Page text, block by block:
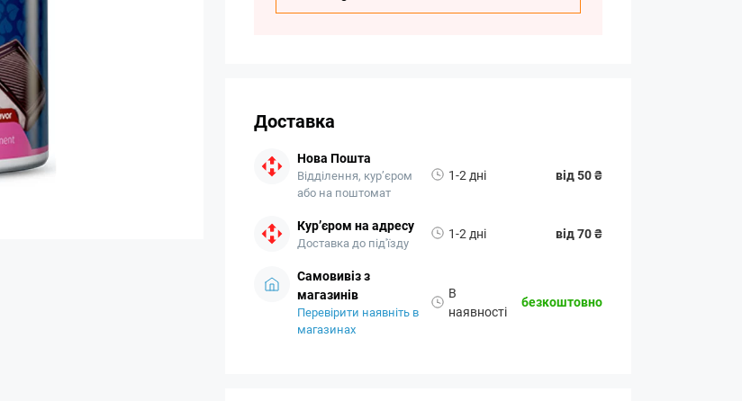
Доставка
Нова Пошта
Відділення, кур’єром
або на поштомат
1-2 дні від 50 ₴
Кур’єром на адресу
Доставка до під'їзду
1-2 дні від 70 ₴
Самовивіз з
магазинів
Перевірити наявніть в
магазинах
В
наявності
безкоштовно